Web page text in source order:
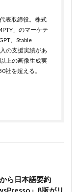
表取締役。株式
」のマーケテ
、Stable
の支援実績があ
上の画像生成実
社を超える。
ら日本語要約
」β版がリ